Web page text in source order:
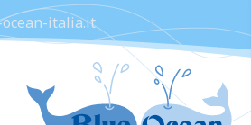
italia.it